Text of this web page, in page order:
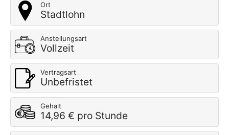
Ort
Stadtlohn
Anstellungsart
Vollzeit
Vertragsart
Unbefristet
Gehalt
14,96 € pro Stunde